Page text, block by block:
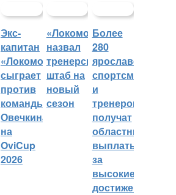
Экс-
капитан
«Локомотива»
сыграет
против
команды
Овечкина
на
OviCup
2026
«Локомотив»
назвал
тренерский
штаб на
новый
сезон
Более
280
ярославских
спортсменов
и
тренеров
получат
областные
выплаты
за
высокие
достижения